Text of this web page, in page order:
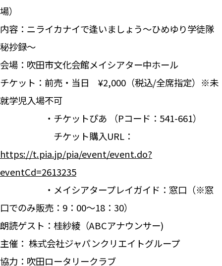
場）
内容：ニライカナイで逢いましょう～ひめゆり学徒隊
秘抄録～
会場：吹田市文化会館メイシアター中ホール
チケット：前売・当日 ¥2,000（税込/全席指定）※未
就学児入場不可
・チケットぴあ （Pコード：541-661）
チケット購入URL：
https://t.pia.jp/pia/event/event.do?
eventCd=2613235
・メイシアタープレイガイド：窓口（※窓
口でのみ販売：9：00～18：30）
朗読ゲスト：桂紗綾（ABCアナウンサー)
主催： 株式会社ジャパンクリエイトグループ
協力：吹田ロータリークラブ